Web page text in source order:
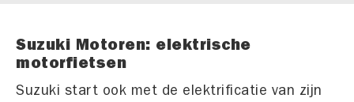
Suzuki Motoren: elektrische
motorfietsen
Suzuki start ook met de elektrificatie van zijn